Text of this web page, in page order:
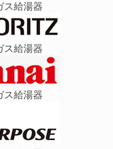
ス給湯器
ス給湯器
ス給湯器